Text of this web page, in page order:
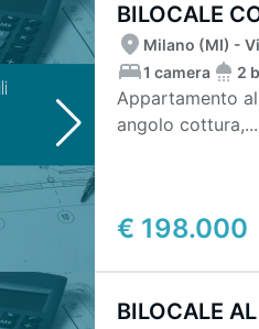
BILOCALE
€ 198.000
Milano (MI) -
1 camera
2
Appartamento
angolo cottura,...
BILOCALE